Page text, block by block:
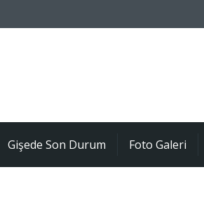
Gişede Son Durum Foto Galeri